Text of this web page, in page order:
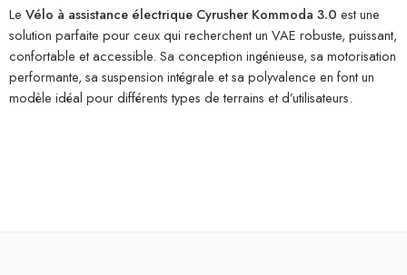
Le Vélo à assistance électrique Cyrusher Kommoda 3.0 est une
solution parfaite pour ceux qui recherchent un VAE robuste, puissant,
confortable et accessible. Sa conception ingénieuse, sa motorisation
performante, sa suspension intégrale et sa polyvalence en font un
modèle idéal pour différents types de terrains et d’utilisateurs.